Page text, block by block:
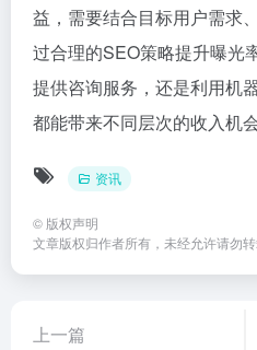
益，需要结合目标用户需求
过合理的SEO策略提升曝光
提供咨询服务，还是利用机
都能带来不同层次的收入机会
资讯
© 版权声明
文章版权归作者所有，未经允许请勿转
上一篇